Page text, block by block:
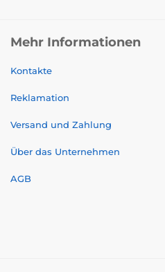
Mehr Informationen
Kontakte
Reklamation
Versand und Zahlung
Über das Unternehmen
AGB